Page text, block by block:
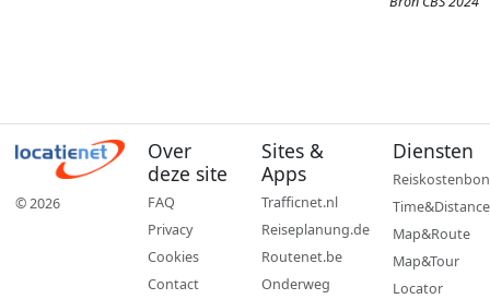
© 2026
Over
deze site
FAQ
Privacy
Cookies
Contact
Sites &
Apps
Trafficnet.nl
Reiseplanung.de
Routenet.be
Onderweg
Diensten
Reiskostenbon
Time&Distance
Map&Route
Map&Tour
Locator